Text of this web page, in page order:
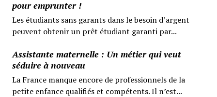
pour emprunter !
Les étudiants sans garants dans le besoin d’argent
peuvent obtenir un prêt étudiant garanti par...
Assistante maternelle : Un métier qui veut
séduire à nouveau
La France manque encore de professionnels de la
petite enfance qualifiés et compétents. Il n’est...